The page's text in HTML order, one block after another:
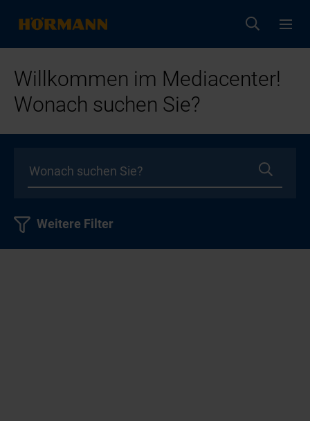
Willkommen im Mediacenter!
Wonach suchen Sie?
Weitere Filter